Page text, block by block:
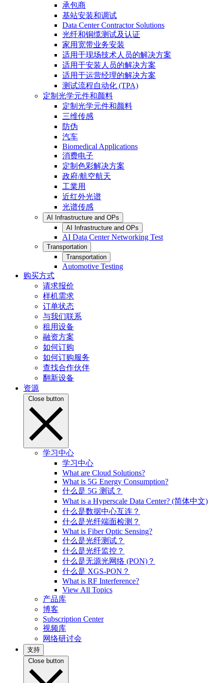
承包商
基站安装和调试
Data Center Contractor Solutions
光纤和铜缆测试及认证
家用宽带业务安装
适用于现场技术人员的解决方案
适用于安装人员的解决方案
适用于运营经理的解决方案
测试流程自动化 (TPA)
定制光学元件和颜料
定制光学元件和颜料
三维传感
防伪
汽车
Biomedical Applications
消费电子
定制色彩解决方案
政府/航空航天
工業用
近红外光谱
光谱传感
AI Infrastructure and OPs
AI Infrastructure and OPs
AI Data Center Networking Test
Transportation
Transportation
Automotive Testing
购买方式
请求报价
样机需求
订单状态
与我们联系
租用设备
融资方案
如何订购
如何订购服务
查找合作伙伴
翻新设备
资源
Close button
学习中心
学习中心
What are Cloud Solutions?
What is 5G Energy Consumption?
什么是 5G 测试？
What is a Hyperscale Data Center? (简体中文)
什么是数据中心互连？
什么是光纤端面检测？
What is Fiber Optic Sensing?
什么是光纤测试？
什么是光纤监控？
什么是无源光网络 (PON)？
什么是 XGS-PON？
What is RF Interference?
View All Topics
产品库
博客
Subscription Center
视频库
网络研讨会
支持
Close button